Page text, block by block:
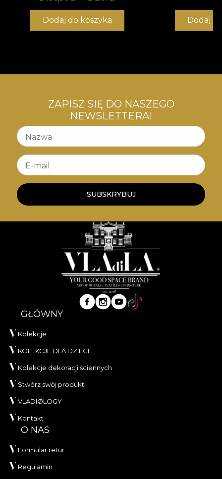
Dodaj do koszyka Dodaj
ZAPISZ SIĘ DO NASZEGO
NEWSLETTERA!
Nazwa
E-mail
SUBSKRYBUJ
GŁÓWNY
Kolekcje
KOLEKCJE DLA DZIECI
Kolekcje dekoracji ściennych
Stwórz swój produkt
VLADIØLOGY
Kontakt
O NAS
Formular retur
Regulamin